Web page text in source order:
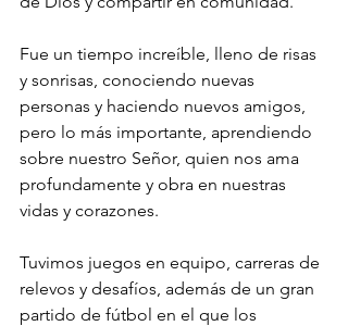
Fue un tiempo increíble, lleno de risas
y sonrisas, conociendo nuevas
personas y haciendo nuevos amigos,
pero lo más importante, aprendiendo
sobre nuestro Señor, quien nos ama
profundamente y obra en nuestras
vidas y corazones.
Tuvimos juegos en equipo, carreras de
relevos y desafíos, además de un gran
partido de fútbol en el que los